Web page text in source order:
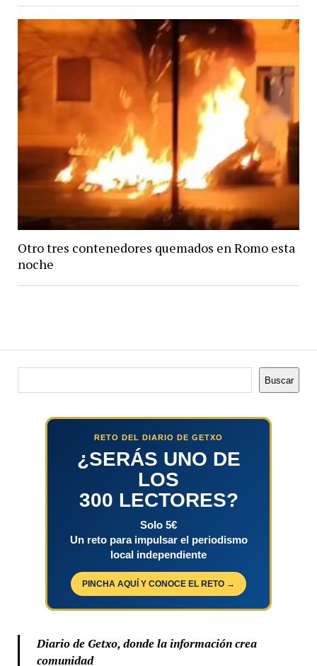
Otro tres contenedores quemados en Romo esta
noche
Buscar
RETO DEL DIARIO DE GETXO
¿SERÁS UNO DE
LOS
300 LECTORES?
Solo 5€
Un reto para impulsar el periodismo
local independiente
PINCHA AQUÍ Y CONOCE EL RETO →
Diario de Getxo, donde la información crea
comunidad